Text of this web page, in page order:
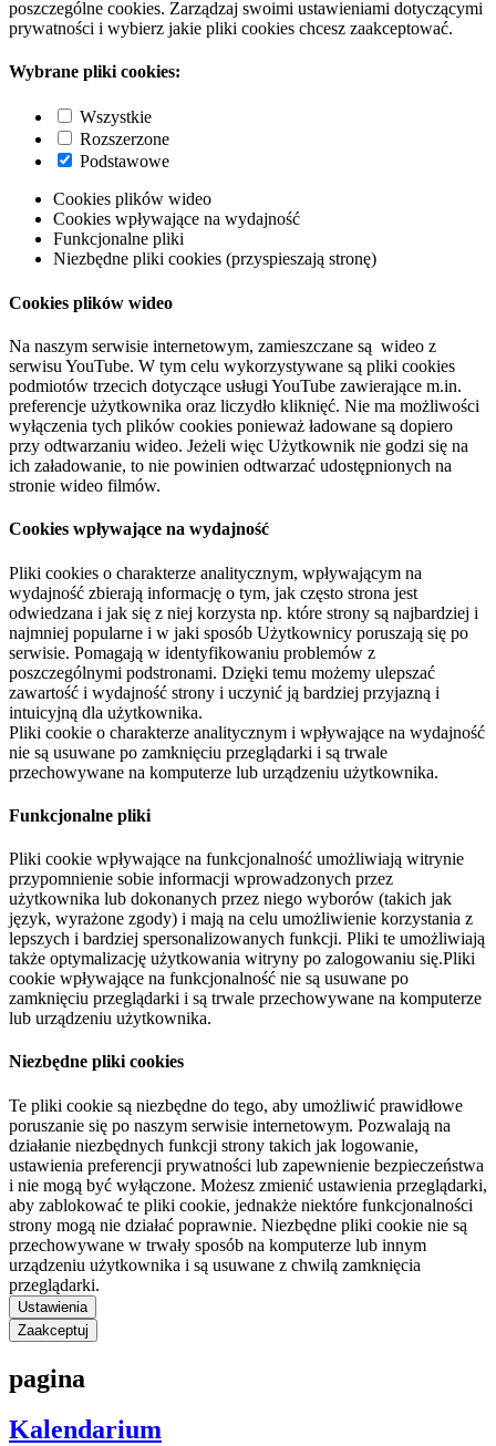
poszczególne cookies. Zarządzaj swoimi ustawieniami dotyczącymi
prywatności i wybierz jakie pliki cookies chcesz zaakceptować.
Wybrane pliki cookies:
Wszystkie
Rozszerzone
Podstawowe
Cookies plików wideo
Cookies wpływające na wydajność
Funkcjonalne pliki
Niezbędne pliki cookies (przyspieszają stronę)
Cookies plików wideo
Na naszym serwisie internetowym, zamieszczane są wideo z
serwisu YouTube. W tym celu wykorzystywane są pliki cookies
podmiotów trzecich dotyczące usługi YouTube zawierające m.in.
preferencje użytkownika oraz liczydło kliknięć. Nie ma możliwości
wyłączenia tych plików cookies ponieważ ładowane są dopiero
przy odtwarzaniu wideo. Jeżeli więc Użytkownik nie godzi się na
ich załadowanie, to nie powinien odtwarzać udostępnionych na
stronie wideo filmów.
Cookies wpływające na wydajność
Pliki cookies o charakterze analitycznym, wpływającym na
wydajność zbierają informację o tym, jak często strona jest
odwiedzana i jak się z niej korzysta np. które strony są najbardziej i
najmniej popularne i w jaki sposób Użytkownicy poruszają się po
serwisie. Pomagają w identyfikowaniu problemów z
poszczególnymi podstronami. Dzięki temu możemy ulepszać
zawartość i wydajność strony i uczynić ją bardziej przyjazną i
intuicyjną dla użytkownika.
Pliki cookie o charakterze analitycznym i wpływające na wydajność
nie są usuwane po zamknięciu przeglądarki i są trwale
przechowywane na komputerze lub urządzeniu użytkownika.
Funkcjonalne pliki
Pliki cookie wpływające na funkcjonalność umożliwiają witrynie
przypomnienie sobie informacji wprowadzonych przez
użytkownika lub dokonanych przez niego wyborów (takich jak
język, wyrażone zgody) i mają na celu umożliwienie korzystania z
lepszych i bardziej spersonalizowanych funkcji. Pliki te umożliwiają
także optymalizację użytkowania witryny po zalogowaniu się.Pliki
cookie wpływające na funkcjonalność nie są usuwane po
zamknięciu przeglądarki i są trwale przechowywane na komputerze
lub urządzeniu użytkownika.
Niezbędne pliki cookies
Te pliki cookie są niezbędne do tego, aby umożliwić prawidłowe
poruszanie się po naszym serwisie internetowym. Pozwalają na
działanie niezbędnych funkcji strony takich jak logowanie,
ustawienia preferencji prywatności lub zapewnienie bezpieczeństwa
i nie mogą być wyłączone. Możesz zmienić ustawienia przeglądarki,
aby zablokować te pliki cookie, jednakże niektóre funkcjonalności
strony mogą nie działać poprawnie. Niezbędne pliki cookie nie są
przechowywane w trwały sposób na komputerze lub innym
urządzeniu użytkownika i są usuwane z chwilą zamknięcia
przeglądarki.
Ustawienia
Zaakceptuj
pagina
Kalendarium